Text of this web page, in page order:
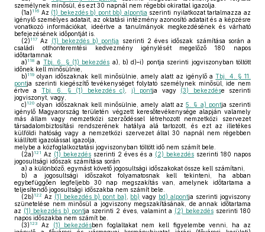
személynek minősül, és ezt 30 napnál nem régebbi okirattal igazolja.
(1a) 116 Az (1) bekezdés b) pont bb) alpontja szerinti nyilatkozat tartalmazza az
igénylő személyes adatait, az oktatási intézmény azonosító adatait és a képzésre
vonatkozó információkat, ideértve a tanulmányok megkezdésének és várható
befejezésének időpontját is.
(2) 117 Az (1) bekezdés b) pontja
szerinti 2 éves időszak számítása során a
családi otthonteremtési kedvezmény igénylését megelőző 180 napos
időtartamnak
a) 118 a Tbj. 6. § (1) bekezdés a), b) d)–i) pontja szerinti jogviszonyban töltött
időnek kell minősülnie,
b) 119 olyan időszaknak kell minősülnie, amely alatt az igénylő aTbj. 4. § 11.
pontja szerinti kiegészítő tevékenységet folytató személynek minősül, ide nem
értve a Tbj. 6. § (1) bekezdés c) j) pontja vagy (3) bekezdése szerinti
jogviszonyt, vagy,
c) 120 olyan időszaknak kell minősülnie, amely alatt az 5. § a) pontja szerinti
igénylő Magyarország területén végzett keresőtevékenysége alapján valamely
más állam vagy nemzetközi szerződéssel létrehozott nemzetközi szervezet
társadalombiztosítási rendszerének hatálya alá tartozott, és ezt az illetékes
külföldi hatóság vagy a nemzetközi szervezet által 30 napnál nem régebben
kiállított igazolással igazolja,
melybe a közfoglalkoztatási jogviszonyban töltött idő nem számít bele.
(2a) 121 Az (1) bekezdés szerinti 2 éves és a (2) bekezdés szerinti 180 napos
jogosultsági időszak számítása során
a) a különböző, egymást követő jogosultsági időszakokat össze kell számítani,
b) a jogosultsági időszakot folyamatosnak kell tekinteni, ha abban
egybefüggően legfeljebb 30 nap megszakítás van, amelynek időtartama a
teljesítendő jogosultsági időszakba nem számít bele.
(2b) 122 Az (1) bekezdés b) pont ba) bb) vagy bd) alpontja szerinti jogviszony
szünetelése nem minősül a jogviszony megszakításának, de annak időtartama
az (1) bekezdés b) pontja szerinti 2 éves, valamint a (2) bekezdésszerinti 180
napos időszakba nem számít be.
(3) 123 Az (1) bekezdésben foglaltakat nem kell figyelembe venni, ha az